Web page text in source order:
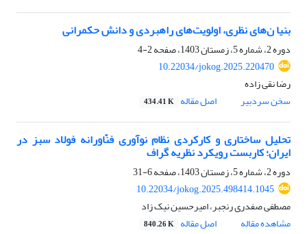
بنیا ن‌های نظری، اولویت‌های راهبردی و دانش حکمرانی
دوره 2، شماره 5، زمستان 1403، صفحه
2-4
10.22034/jokog.2025.220470
رضا نقی زاده
سخن سردبیر
اصل مقاله 434.41 K
تحلیل ساختاری و کارکردی نظام نوآوری فنّاورانه فولاد سبز در
ایران؛ کاربست رویکرد نظریه گراف
دوره 2، شماره 5، زمستان 1403، صفحه
6-31
10.22034/jokog.2025.498414.1045
مصطفی صفدری رنجبر، امیرحسین نیک زاد
مشاهده مقاله
اصل مقاله 840.26 K